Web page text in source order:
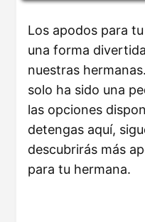
Los apodos para
una forma
nuestras
solo ha sido una
las opciones
detengas aquí,
descubrirás más
para tu hermana.